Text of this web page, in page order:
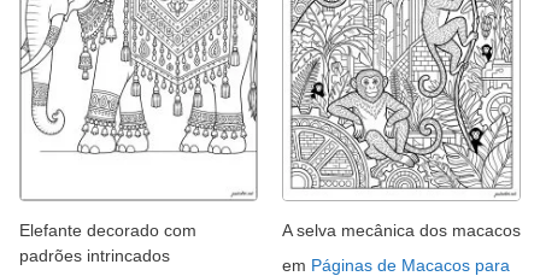
Elefante decorado com
padrões intrincados
A selva mecânica dos macacos
em Páginas de Macacos para